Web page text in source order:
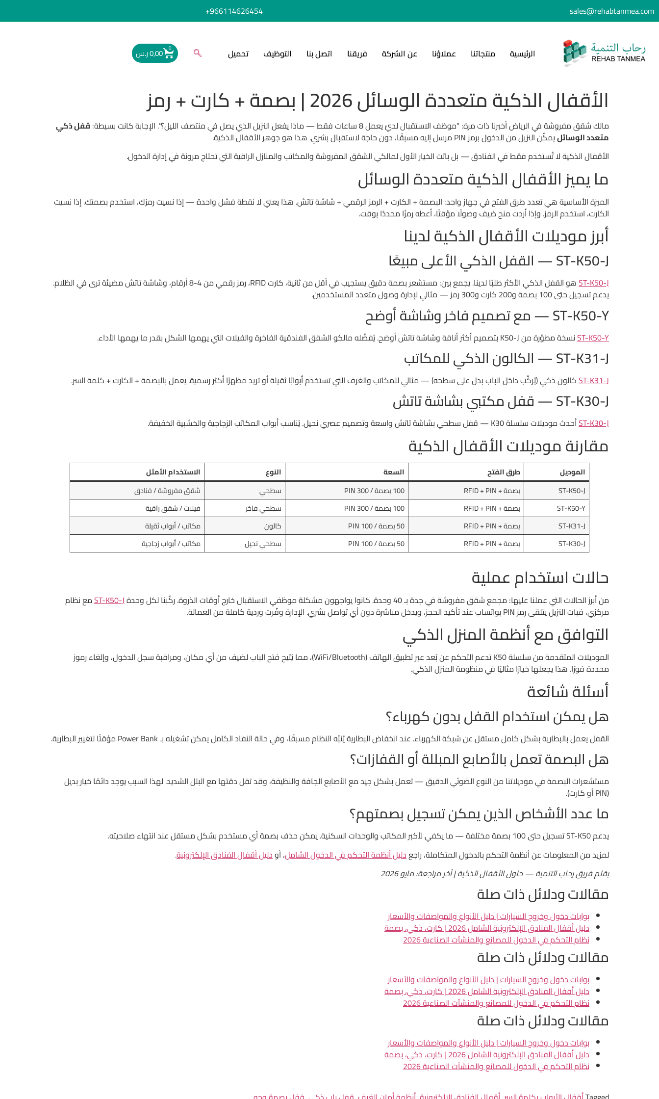
sales@rehabtanmea.com
966114626454+
الرئيسية منتجاتنا عملاؤنا عن الشركة فريقنا اتصل بنا التوظيف تحميل 0,00ر.س 0
الأقفال الذكية متعددة الوسائل 2026 | بصمة + كارت + رمز
مالك شقق مفروشة في الرياض أخبرنا ذات مرة: “موظف الاستقبال لديّ يعمل 8 ساعات فقط — ماذا يفعل النزيل الذي يصل في منتصف الليل؟”. الإجابة كانت بسيطة:
قفل ذكي
متعدد الوسائليمكّن النزيل من الدخول برمز PIN مرسل إليه مسبقًا، دون حاجة لاستقبال بشري. هذا هو جوهر الأقفال الذكية.
الأقفال الذكية لا تُستخدم فقط في الفنادق — بل باتت الخيار الأول لمالكي الشقق المفروشة والمكاتب والمنازل الراقية التي تحتاج مرونة في إدارة الدخول.
ما يميز الأقفال الذكية متعددة الوسائل
الميزة الأساسية هي تعدد طرق الفتح في جهاز واحد: البصمة + الكارت + الرمز الرقمي + شاشة تاتش. هذا يعني لا نقطة فشل واحدة — إذا نسيت رمزك، استخدم بصمتك. إذا نسيت
الكارت، استخدم الرمز. وإذا أردت منح ضيف وصولًا مؤقتًا، أعطه رمزًا محددًا بوقت.
أبرز موديلات الأقفال الذكية لدينا
ST-K50-J — القفل الذكي الأعلى مبيعًا
ST-K50-J
هو القفل الذكي الأكثر طلبًا لدينا. يجمع بين: مستشعر بصمة دقيق يستجيب في أقل من ثانية، كارت RFID، رمز رقمي من 4-8 أرقام، وشاشة تاتش مضيئة ترى في الظلام.
يدعم تسجيل حتى 100 بصمة و200 كارت و300 رمز — مثالي لإدارة وصول متعدد المستخدمين.
ST-K50-Y — مع تصميم فاخر وشاشة أوضح
ST-K50-Yنسخة مطوّرة من K50-J بتصميم أكثر أناقة وشاشة تاتش أوضح. يُفضّله مالكو الشقق الفندقية الفاخرة والفيلات التي يهمها الشكل بقدر ما يهمها الأداء.
ST-K31-J — الكالون الذكي للمكاتب
ST-K31-Jكالون ذكي (يُركَّب داخل الباب بدل على سطحه) — مثالي للمكاتب والغرف التي تستخدم أبوابًا ثقيلة أو تريد مظهرًا أكثر رسمية. يعمل بالبصمة + الكارت + كلمة السر.
ST-K30-J — قفل مكتبي بشاشة تاتش
ST-K30-Jأحدث موديلات سلسلة K30 — قفل سطحي بشاشة تاتش واسعة وتصميم عصري نحيل. يُناسب أبواب المكاتب الزجاجية والخشبية الخفيفة.
مقارنة موديلات الأقفال الذكية
الموديل طرق الفتح السعة النوع
الاستخدام الأمثل
ST-K50-J
بصمة + RFID + PIN 100 بصمة / 300 PIN سطحي
شقق مفروشة / فنادق
ST-K50-Y
بصمة + RFID + PIN 100 بصمة / 300 PIN سطحي فاخر
فيلات / شقق راقية
ST-K31-J
بصمة + RFID + PIN 50 بصمة / 100 PIN كالون
مكاتب / أبواب ثقيلة
ST-K30-J
بصمة + RFID + PIN 50 بصمة / 100 PIN سطحي نحيل مكاتب / أبواب زجاجية
حالات استخدام عملية
من أبرز الحالات التي عملنا عليها: مجمع شقق مفروشة في جدة بـ 40 وحدة. كانوا يواجهون مشكلة موظفي الاستقبال خارج أوقات الذروة. ركّبنا لكل وحدة ST-K50-Jمع نظام
مركزي، فبات النزيل يتلقى رمز PIN بواتساب عند تأكيد الحجز، ويدخل مباشرة دون أي تواصل بشري. الإدارة وفّرت وردية كاملة من العمالة.
التوافق مع أنظمة المنزل الذكي
الموديلات المتقدمة من سلسلة K50 تدعم التحكم عن بُعد عبر تطبيق الهاتف (WiFi/Bluetooth)، مما يُتيح فتح الباب لضيف من أي مكان، ومراقبة سجل الدخول، وإلغاء رموز
محددة فورًا. هذا يجعلها خيارًا مثاليًا في منظومة المنزل الذكي.
أسئلة شائعة
هل يمكن استخدام القفل بدون كهرباء؟
القفل يعمل بالبطارية بشكل كامل مستقل عن شبكة الكهرباء. عند انخفاض البطارية يُنبّه النظام مسبقًا، وفي حالة النفاد الكامل يمكن تشغيله بـ Power Bank مؤقتًا لتغيير البطارية.
هل البصمة تعمل بالأصابع المبللة أو القفازات؟
مستشعرات البصمة في موديلاتنا من النوع الضوئي الدقيق — تعمل بشكل جيد مع الأصابع الجافة والنظيفة، وقد تقل دقتها مع البلل الشديد. لهذا السبب يوجد دائمًا خيار بديل
(PIN أو كارت).
ما عدد الأشخاص الذين يمكن تسجيل بصمتهم؟
يدعم ST-K50 تسجيل حتى 100 بصمة مختلفة — ما يكفي لأكبر المكاتب والوحدات السكنية. يمكن حذف بصمة أي مستخدم بشكل مستقل عند انتهاء صلاحيته.
لمزيد من المعلومات عن أنظمة التحكم بالدخول المتكاملة، راجعدليل أنظمة التحكم في الدخول الشامل، أودليل أقفال الفنادق الإلكترونية.
بقلم فريق رحاب التنمية — حلول الأقفال الذكية | آخر مراجعة: مايو 2026
مقالات ودلائل ذات صلة
بوابات دخول وخروج السيارات | دليل الأنواع والمواصفات والأسعار
دليل أقفال الفنادق الإلكترونية الشامل 2026 | كارت، ذكي، بصمة
نظام التحكم في الدخول للمصانع والمنشآت الصناعية 2026
مقالات ودلائل ذات صلة
بوابات دخول وخروج السيارات | دليل الأنواع والمواصفات والأسعار
دليل أقفال الفنادق الإلكترونية الشامل 2026 | كارت، ذكي، بصمة
نظام التحكم في الدخول للمصانع والمنشآت الصناعية 2026
مقالات ودلائل ذات صلة
بوابات دخول وخروج السيارات | دليل الأنواع والمواصفات والأسعار
دليل أقفال الفنادق الإلكترونية الشامل 2026 | كارت، ذكي، بصمة
نظام التحكم في الدخول للمصانع والمنشآت الصناعية 2026